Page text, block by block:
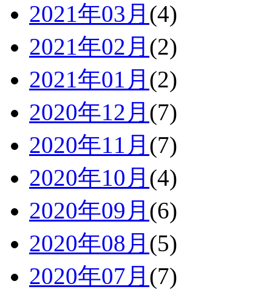
2021年03月 (4)
2021年02月 (2)
2021年01月 (2)
2020年12月 (7)
2020年11月 (7)
2020年10月 (4)
2020年09月 (6)
2020年08月 (5)
2020年07月 (7)